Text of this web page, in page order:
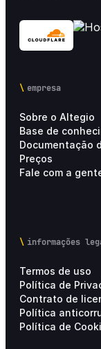
empresa
Sobre o Altegio
Base de
Documentação
Preços
Fale com a
informações
Termos de uso
Política de
Contrato de
Política
Política de